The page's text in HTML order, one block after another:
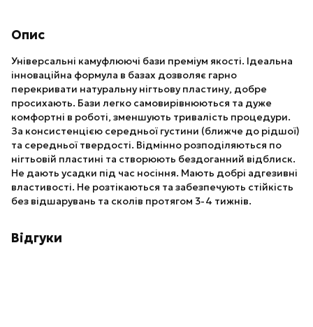
Опис
Універсальні камуфлюючі бази преміум якості. Ідеальна
інноваційна формула в базах дозволяє гарно
перекривати натуральну нігтьову пластину, добре
просихають. Бази легко самовирівнюються та дуже
комфортні в роботі, зменшують тривалість процедури.
За консистенцією середньої густини (ближче до рідшої)
та середньої твердості. Відмінно розподіляються по
нігтьовій пластині та створюють бездоганний відблиск.
Не дають усадки під час носіння. Мають добрі адгезивні
властивості. Не розтікаються та забезпечують стійкість
без відшарувань та сколів протягом 3-4 тижнів.
Відгуки